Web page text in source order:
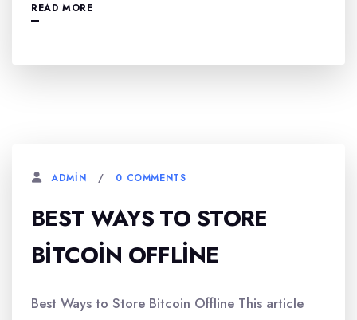
READ MORE
ADMIN 0 COMMENTS
BEST WAYS TO STORE
BITCOIN OFFLINE
Best Ways to Store Bitcoin Offline This article